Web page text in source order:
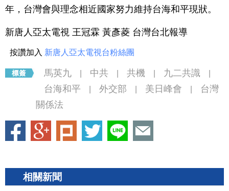
年，台灣會與理念相近國家努力維持台海和平現狀。
新唐人亞太電視 王冠霖 黃彥菱 台灣台北報導
按讚加入 新唐人亞太電視台粉絲團
馬英九 中共 共機 九二共識
台海和平 外交部 美日峰會
台灣
關係法
相關新聞